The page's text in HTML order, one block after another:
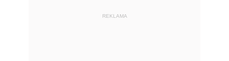
REKLAMA